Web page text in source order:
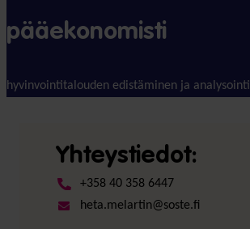
pääekonomisti
hyvinvointitalouden edistäminen ja analysointi
Yhteystiedot:
+358 40 358 6447
heta.melartin@soste.fi